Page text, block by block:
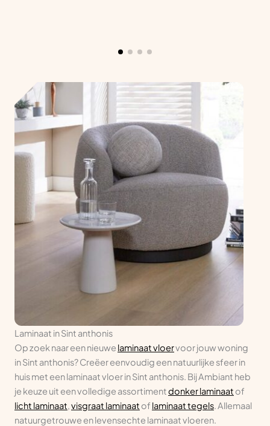
Laminaat in Sint anthonis
Op zoek naar een nieuwe laminaat vloervoor jouw woning
in Sint anthonis? Creëer eenvoudig een natuurlijke sfeer in
huis met een laminaat vloer in Sint anthonis. Bij Ambiant heb
je keuze uit een volledige assortimentdonker laminaat of
licht laminaat,visgraat laminaat of laminaat tegels. Allemaal
natuurgetrouwe en levensechte laminaat vloeren.